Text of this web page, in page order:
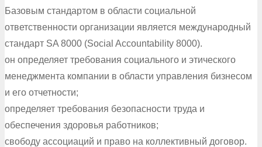
Базовым стандартом в области социальной
ответственности организации является международный
стандарт SA 8000 (Social Accountability 8000).
он определяет требования социального и этического
менеджмента компании в области управления бизнесом
и его отчетности;
определяет требования безопасности труда и
обеспечения здоровья работников;
свободу ассоциаций и право на коллективный договор.